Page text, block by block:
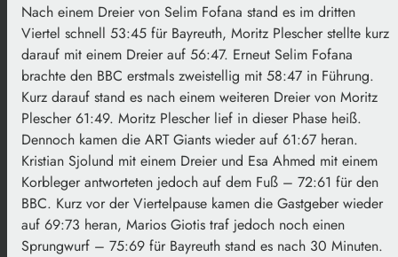
Nach einem Dreier von Selim Fofana stand es im dritten
Viertel schnell 53:45 für Bayreuth, Moritz Plescher stellte kurz
darauf mit einem Dreier auf 56:47. Erneut Selim Fofana
brachte den BBC erstmals zweistellig mit 58:47 in Führung.
Kurz darauf stand es nach einem weiteren Dreier von Moritz
Plescher 61:49. Moritz Plescher lief in dieser Phase heiß.
Dennoch kamen die ART Giants wieder auf 61:67 heran.
Kristian Sjolund mit einem Dreier und Esa Ahmed mit einem
Korbleger antworteten jedoch auf dem Fuß – 72:61 für den
BBC. Kurz vor der Viertelpause kamen die Gastgeber wieder
auf 69:73 heran, Marios Giotis traf jedoch noch einen
Sprungwurf – 75:69 für Bayreuth stand es nach 30 Minuten.